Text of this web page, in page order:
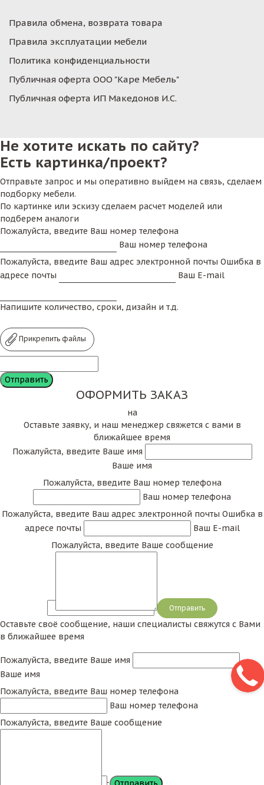
Правила обмена, возврата товара
Правила эксплуатации мебели
Политика конфиденциальности
Публичная оферта ООО "Каре Мебель"
Публичная оферта ИП Македонов И.С.
Не хотите искать по сайту?
Есть картинка/проект?
Отправьте запрос и мы оперативно выйдем на связь, сделаем
подборку мебели.
По картинке или эскизу сделаем расчет моделей или
подберем аналоги
Пожалуйста, введите Ваш номер телефона
Ваш номер телефона
Пожалуйста, введите Ваш адрес электронной почты Ошибка в
адресе почты
Ваш E-mail
Напишите количество, сроки, дизайн и т.д.
Прикрепить файлы
ОФОРМИТЬ ЗАКАЗ
на
Оставьте заявку, и наш менеджер свяжется с вами в
ближайшее время
Пожалуйста, введите Ваше имя
Ваше имя
Пожалуйста, введите Ваш номер телефона
Ваш номер телефона
Пожалуйста, введите Ваш адрес электронной почты Ошибка в
адресе почты
Ваш E-mail
Пожалуйста, введите Ваше сообщение
Сообщение
Оставьте своё сообщение, наши специалисты свяжутся с Вами
в ближайшее время
Пожалуйста, введите Ваше имя
Ваше имя
Пожалуйста, введите Ваш номер телефона
Ваш номер телефона
Пожалуйста, введите Ваше сообщение